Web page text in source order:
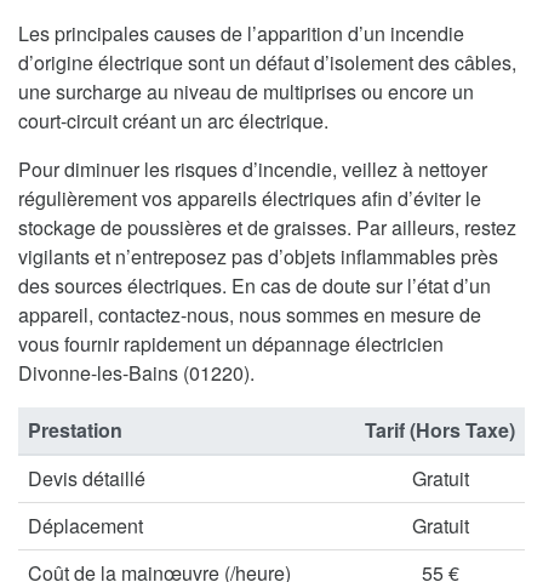
Les principales causes de l’apparition d’un incendie
d’origine électrique sont un défaut d’isolement des câbles,
une surcharge au niveau de multiprises ou encore un
court-circuit créant un arc électrique.
Pour diminuer les risques d’incendie, veillez à nettoyer
régulièrement vos appareils électriques afin d’éviter le
stockage de poussières et de graisses. Par ailleurs, restez
vigilants et n’entreposez pas d’objets inflammables près
des sources électriques. En cas de doute sur l’état d’un
appareil, contactez-nous, nous sommes en mesure de
vous fournir rapidement un dépannage électricien
Divonne-les-Bains (01220).
Prestation
Tarif (Hors Taxe)
Devis détaillé
Gratuit
Déplacement
Gratuit
Coût de la mainœuvre (/heure)
55 €